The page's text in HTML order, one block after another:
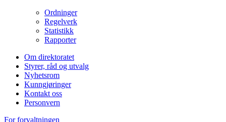
Ordninger
Regelverk
Statistikk
Rapporter
Om direktoratet
Styrer, råd og utvalg
Nyhetsrom
Kunngjøringer
Kontakt oss
Personvern
For forvaltningen